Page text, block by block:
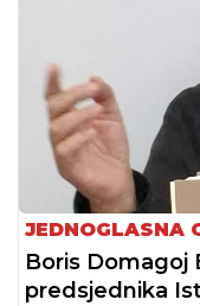
JEDNOGLASNA
Boris Domagoj
predsjednika